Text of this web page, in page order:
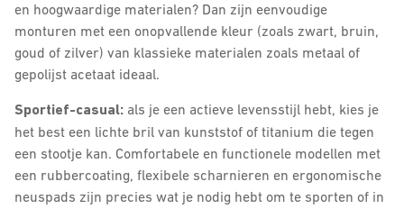
en hoogwaardige materialen? Dan zijn eenvoudige
monturen met een onopvallende kleur (zoals zwart, bruin,
goud of zilver) van klassieke materialen zoals metaal of
gepolijst acetaat ideaal.
Sportief-casual: als je een actieve levensstijl hebt, kies je
het best een lichte bril van kunststof of titanium die tegen
een stootje kan. Comfortabele en functionele modellen met
een rubbercoating, flexibele scharnieren en ergonomische
neuspads zijn precies wat je nodig hebt om te sporten of in